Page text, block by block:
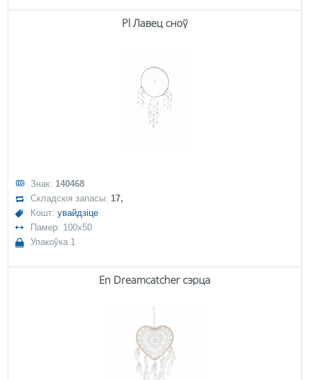
Pl Лавец сноў
Знак: 140468
Складскія запасы:17,
Кошт:увайдзіце
Памер: 100x50
Упакоўка 1
En Dreamcatcher сэрца